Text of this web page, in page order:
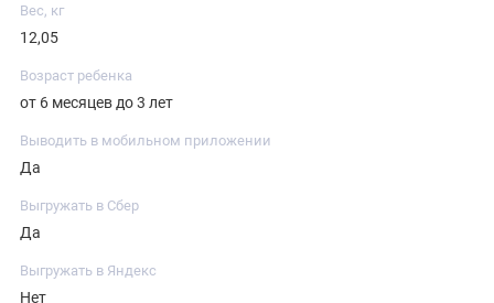
Вес, кг
12,05
Возраст ребенка
от 6 месяцев до 3 лет
Выводить в мобильном приложении
Да
Выгружать в Сбер
Да
Выгружать в Яндекс
Нет